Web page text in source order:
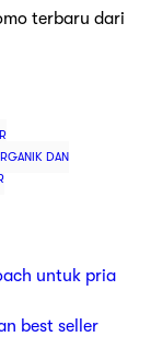
terbaru dari
DAN
untuk pria
best seller